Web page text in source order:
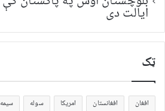
ایالت دی
ټک
افغان افغانستان امریکا سوله سیمه